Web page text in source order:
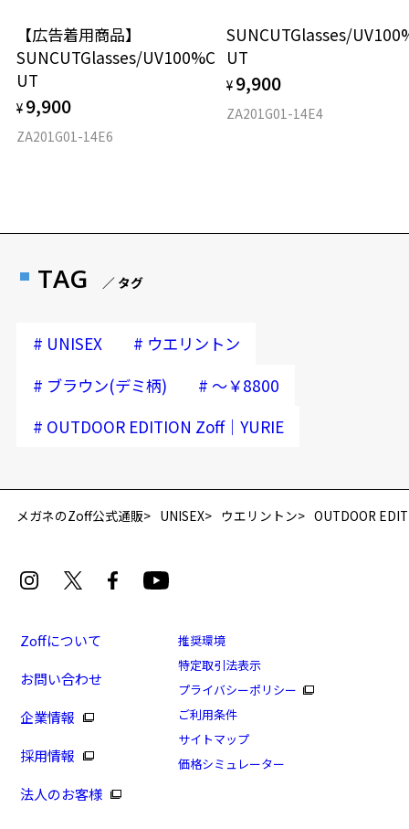
再入荷お知らせメールのお申し込み
[セール価格]Zoff｜YURIE OUTDOOR EDITION(偏
商品番号：ZN241G22-49A1/フレームカラー：ブラウン
(デミ柄)/単価：￥6,650
2024年3月1日から、店頭に商品をお持ち込みいただいて、レンズ交換
をされる場合は、レンズ代金の他に3,300円(税込)の加工賃を追加で頂
戴する場合がございます。
店頭でレンズ交換をされるお客様は、商品発送から6か月以内に、ご購
入した商品本体と発送日がわかる【商品発送メール】を店頭スタッフ
にご提示いだければ、初回に限り加工賃はかかりませんので、必ずス
【広告着用商品】
SUNCUTGlasses/UV100%C
UT
¥ 9,900
ZA201G01-14E6
SUNCUTGlasses/
UT
¥ 9,900
ZA201G01-14E4
TAG ／ タグ
# UNISEX # ウエリントン
# ブラウン(デミ柄) # ～￥8800
# OUTDOOR EDITION Zoff｜YURIE
メガネのZoff公式通販 UNISEX ウエリントン OUTDOOR
Zoffについて
お問い合わせ
企業情報
採用情報
法人のお客様
推奨環境
特定取引法表示
プライバシーポリシー
ご利用条件
サイトマップ
価格シミュレーター